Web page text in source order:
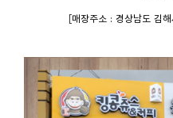
[매장주소 : 경상남도 김